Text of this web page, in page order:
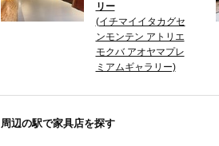
リー
(イチマイイタカグセ
ンモンテン アトリエ
モクバ アオヤマプレ
ミアムギャラリー)
周辺の駅で家具店を探す